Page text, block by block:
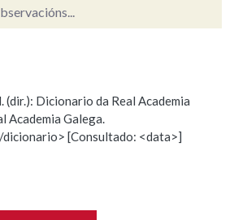
(dir.): Dicionario da Real Academia
Academia Galega.
[Consultado: <data>]